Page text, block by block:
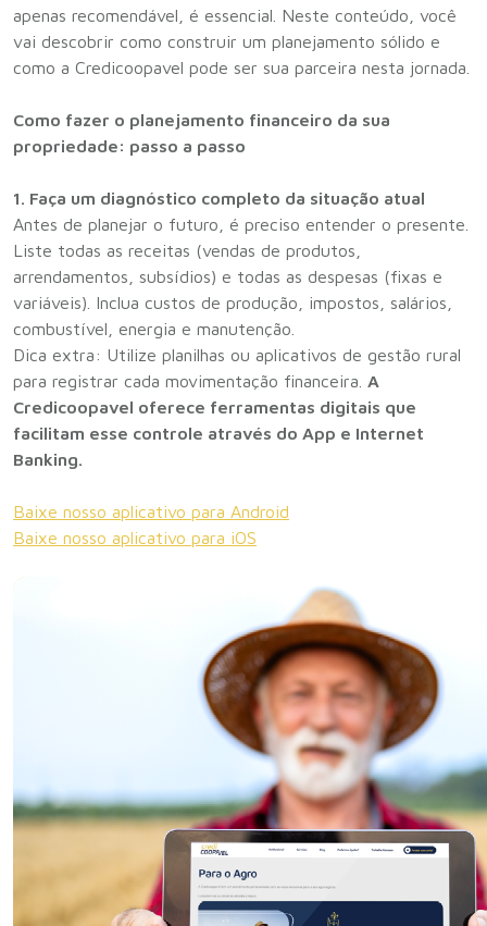
apenas recomendável, é essencial. Neste conteúdo, você
vai descobrir como construir um planejamento sólido e
como a Credicoopavel pode ser sua parceira nesta jornada.
Como fazer o planejamento financeiro da sua
propriedade: passo a passo
1. Faça um diagnóstico completo da situação atual
Antes de planejar o futuro, é preciso entender o presente.
Liste todas as receitas (vendas de produtos,
arrendamentos, subsídios) e todas as despesas (fixas e
variáveis). Inclua custos de produção, impostos, salários,
combustível, energia e manutenção.
Dica extra: Utilize planilhas ou aplicativos de gestão rural
para registrar cada movimentação financeira. A
Credicoopavel oferece ferramentas digitais que
facilitam esse controle através do App e Internet
Banking.
Baixe nosso aplicativo para Android
Baixe nosso aplicativo para iOS